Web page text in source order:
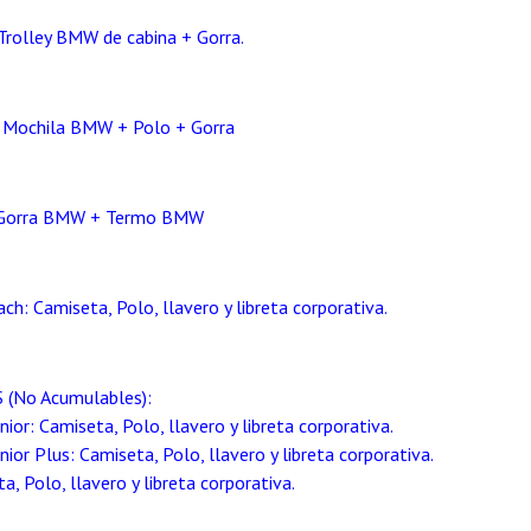
BMW de cabina + Gorra.
BMW + Polo + Gorra
BMW + Termo BMW
Camiseta, Polo, llavero y libreta corporativa.
(No Acumulables):
Camiseta, Polo, llavero y libreta corporativa.
Plus: Camiseta, Polo, llavero y libreta corporativa.
Polo, llavero y libreta corporativa.